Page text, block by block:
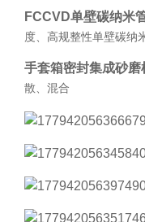
FCCVD单壁碳纳米
度、高规整性单壁碳纳
手套箱密封集成砂磨
散、混合